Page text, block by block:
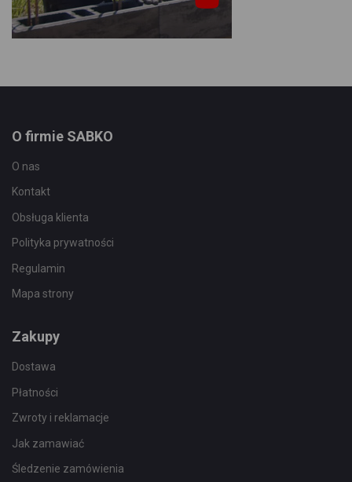
O firmie SABKO
O nas
Kontakt
Obsługa klienta
Polityka prywatności
Regulamin
Mapa strony
Zakupy
Dostawa
Płatności
Zwroty i reklamacje
Jak zamawiać
Śledzenie zamówienia